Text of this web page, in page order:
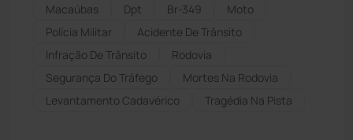
Macaúbas Dpt Br-349
Moto
Polícia Militar
Acidente De Trânsito
Infração De Trânsito
Rodovia
Segurança Do Tráfego
Mortes Na Rodovia
Levantamento Cadavérico
Tragédia Na Pista